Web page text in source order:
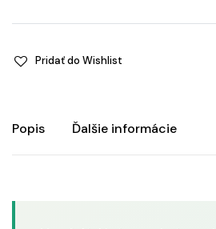
quantity
Pridať do Wishlist
Popis Ďalšie informácie